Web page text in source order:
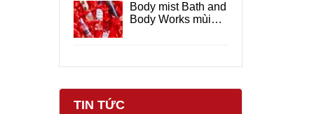
Body mist Bath and
Body Works mùi
TIN TỨC